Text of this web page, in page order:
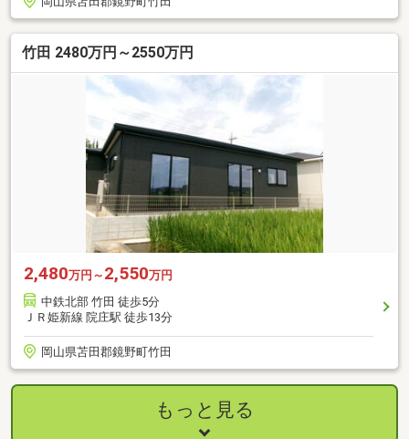
竹田 2480万円～2550万円
2,480万円～ 2,550万円
中鉄北部 竹田 徒歩5分
ＪＲ姫新線 院庄駅 徒歩13分
岡山県苫田郡鏡野町竹田
もっと見る